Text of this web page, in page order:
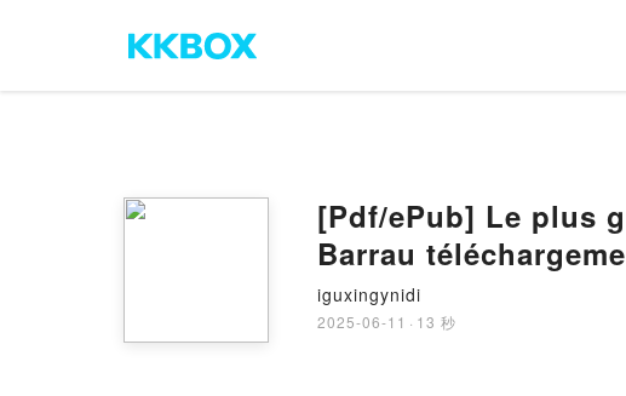
[Pdf/ePub] Le plus
Barrau
iguxingynidi
2025-06-11 · 13 秒